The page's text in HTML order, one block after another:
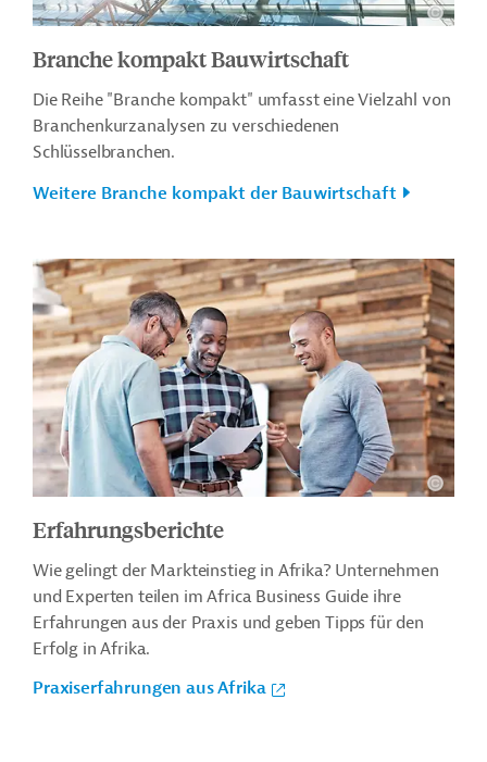
Branche kompakt Bauwirtschaft
Die Reihe "Branche kompakt" umfasst eine Vielzahl von
Branchenkurzanalysen zu verschiedenen
Schlüsselbranchen.
Weitere Branche kompakt der Bauwirtschaft
Erfahrungsberichte
Wie gelingt der Markteinstieg in Afrika? Unternehmen
und Experten teilen im Africa Business Guide ihre
Erfahrungen aus der Praxis und geben Tipps für den
Erfolg in Afrika.
Praxiserfahrungen aus Afrika